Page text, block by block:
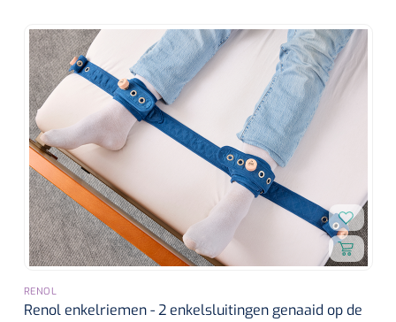
RENOL
Renol enkelriemen - 2 enkelsluitingen genaaid op de